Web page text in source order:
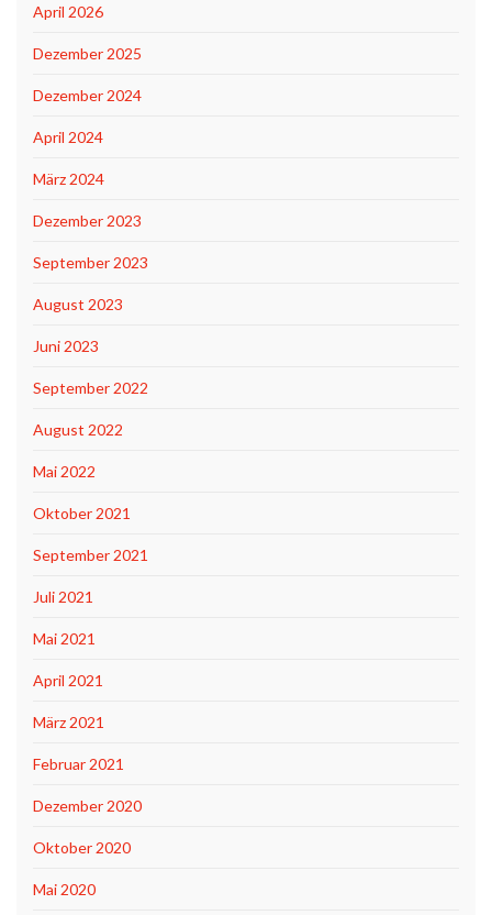
April 2026
Dezember 2025
Dezember 2024
April 2024
März 2024
Dezember 2023
September 2023
August 2023
Juni 2023
September 2022
August 2022
Mai 2022
Oktober 2021
September 2021
Juli 2021
Mai 2021
April 2021
März 2021
Februar 2021
Dezember 2020
Oktober 2020
Mai 2020